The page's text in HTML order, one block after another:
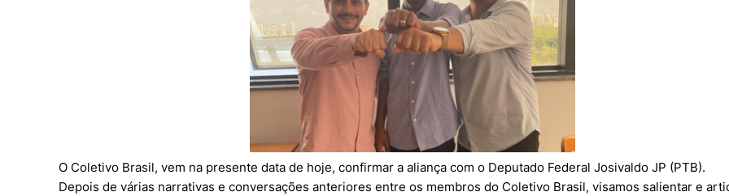
O Coletivo Brasil, vem na presente data de hoje, confirmar a aliança com o Deputado Federal Josivaldo JP (PTB).
Depois de várias narrativas e conversações anteriores entre os membros do Coletivo Brasil, visamos salientar e